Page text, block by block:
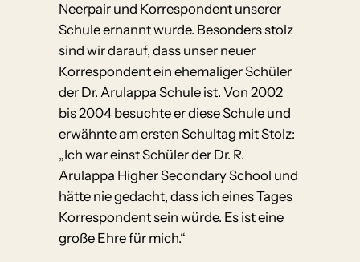
Neerpair und Korrespondent unserer
Schule ernannt wurde. Besonders stolz
sind wir darauf, dass unser neuer
Korrespondent ein ehemaliger Schüler
der Dr. Arulappa Schule ist. Von 2002
bis 2004 besuchte er diese Schule und
erwähnte am ersten Schultag mit Stolz:
„Ich war einst Schüler der Dr. R.
Arulappa Higher Secondary School und
hätte nie gedacht, dass ich eines Tages
Korrespondent sein würde. Es ist eine
große Ehre für mich.“